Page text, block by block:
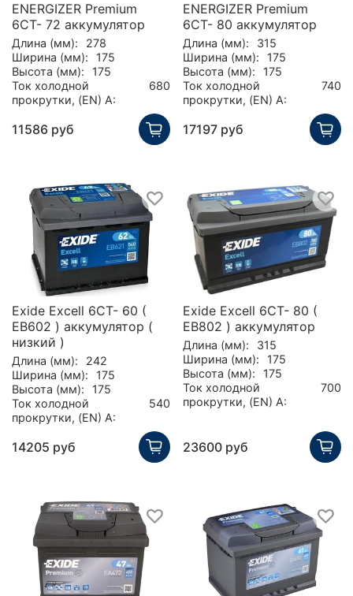
ENERGIZER Premium
6CT- 72 аккумулятор
Длина (мм):
278
Ширина (мм):
175
Высота (мм):
175
Ток холодной
прокрутки, (EN) А:
680
11586 руб
ENERGIZER Premium
6CT- 80 аккумулятор
Длина (мм):
315
Ширина (мм):
175
Высота (мм):
175
Ток холодной
прокрутки, (EN) А:
740
17197 руб
Exide Excell 6СТ- 60 (
EB602 ) аккумулятор (
низкий )
Длина (мм):
242
Ширина (мм):
175
Высота (мм):
175
Ток холодной
прокрутки, (EN) А:
540
14205 руб
Exide Excell 6СТ- 80 (
EB802 ) аккумулятор
Длина (мм):
315
Ширина (мм):
175
Высота (мм):
175
Ток холодной
прокрутки, (EN) А:
700
23600 руб